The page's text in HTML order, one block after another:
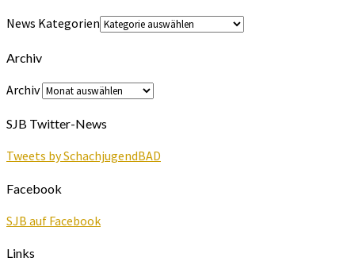
News Kategorien
Archiv
Archiv
SJB Twitter-News
Tweets by SchachjugendBAD
Facebook
SJB auf Facebook
Links